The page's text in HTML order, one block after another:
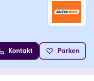
Kontakt Parken